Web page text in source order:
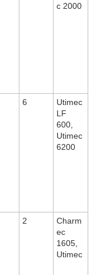
c 2000
6
Utimec
LF
600,
Utimec
6200
2
Charm
ec
1605,
Utimec